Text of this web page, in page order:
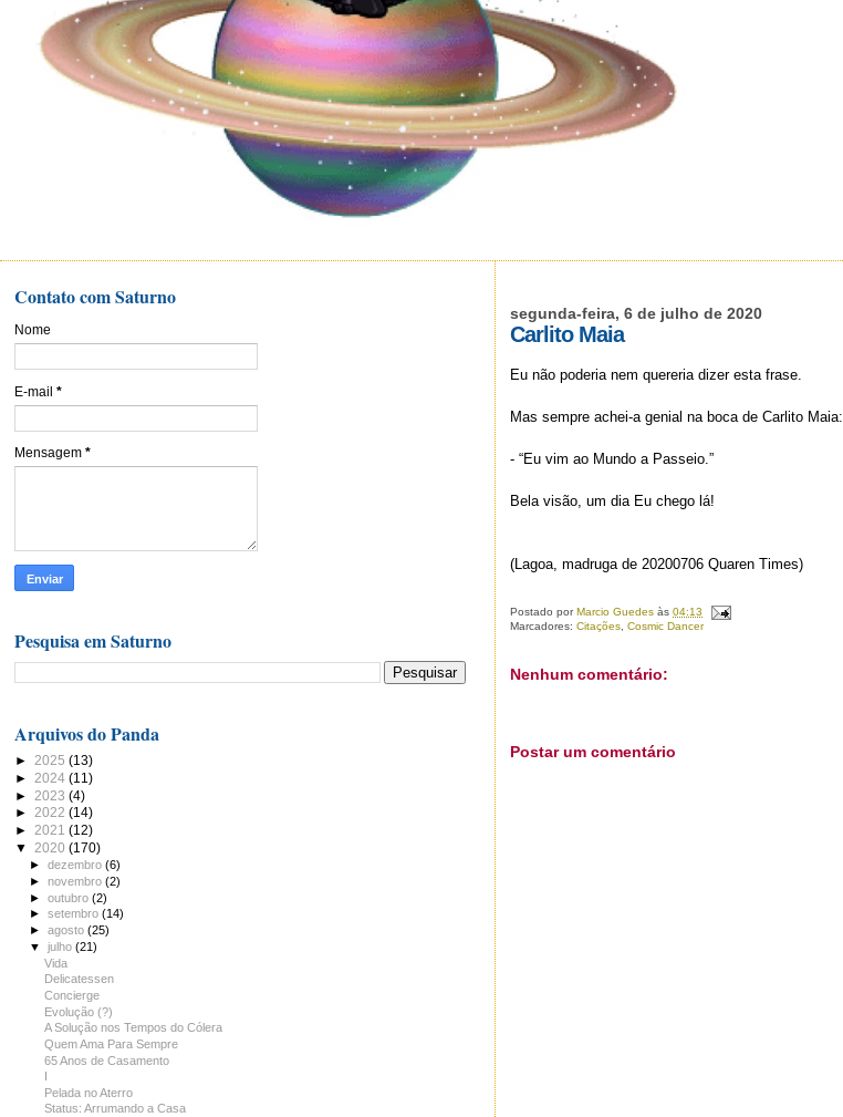
segunda-feira, 6 de julho de 2020
Carlito Maia
Eu não poderia nem quereria dizer esta frase.
Mas sempre achei-a genial na boca de Carlito Maia:
- “Eu vim ao Mundo a Passeio.”
Bela visão, um dia Eu chego lá!
(Lagoa, madruga de 20200706 Quaren Times)
Postado porMarcio Guedes às04:13
Marcadores:Citações ,Cosmic Dancer
Nenhum comentário:
Postar um comentário
Contato com Saturno
Nome
E-mail *
Mensagem *
Pesquisa em Saturno
Arquivos do Panda
► 2025 (13)
► 2024 (11)
► 2023 (4)
► 2022 (14)
► 2021 (12)
▼ 2020 (170)
►dezembro(6)
►novembro(2)
►outubro(2)
►setembro(14)
►agosto(25)
▼julho(21)
Vida
Delicatessen
Concierge
Evolução (?)
A Solução nos Tempos do Cólera
Quem Ama Para Sempre
65 Anos de Casamento
I
Pelada no Aterro
Status: Arrumando a Casa